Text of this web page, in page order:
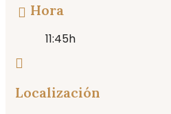
Hora
11:45h
Localización